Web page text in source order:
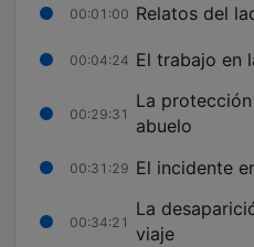
00:01:00 Relatos del
00:04:24 El trabajo en
00:29:31
La
abuelo
00:31:29 El incidente
00:34:21
La
viaje